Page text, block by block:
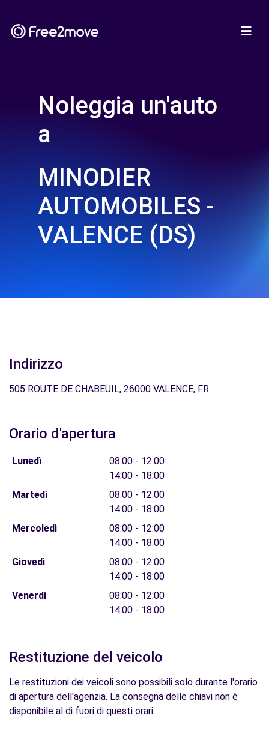
Noleggia un'auto
a
MINODIER
AUTOMOBILES -
VALENCE (DS)
Indirizzo
505 ROUTE DE CHABEUIL, 26000 VALENCE, FR
Orario d'apertura
Lunedì
08:00 - 12:00
14:00 - 18:00
Martedì
08:00 - 12:00
14:00 - 18:00
Mercoledì
08:00 - 12:00
14:00 - 18:00
Giovedì
08:00 - 12:00
14:00 - 18:00
Venerdì
08:00 - 12:00
14:00 - 18:00
Restituzione del veicolo
Le restituzioni dei veicoli sono possibili solo durante l'orario
di apertura dell'agenzia. La consegna delle chiavi non è
disponibile al di fuori di questi orari.